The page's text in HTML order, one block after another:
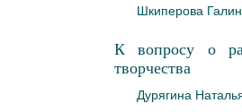
Шкиперова
К вопросу о
творчества
Дурягина